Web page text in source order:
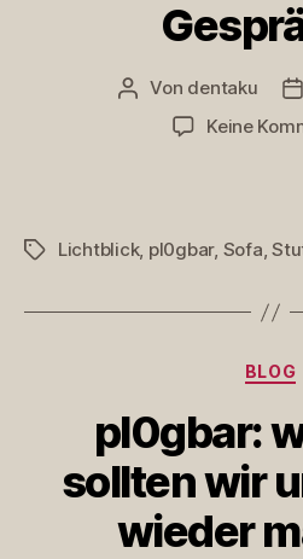
Beitragsautor
Von dentaku
Keine
Schlagwörter
Lichtblick, pl0gbar, Sofa,
BLOG
pl0gbar:
sollten wir
wieder